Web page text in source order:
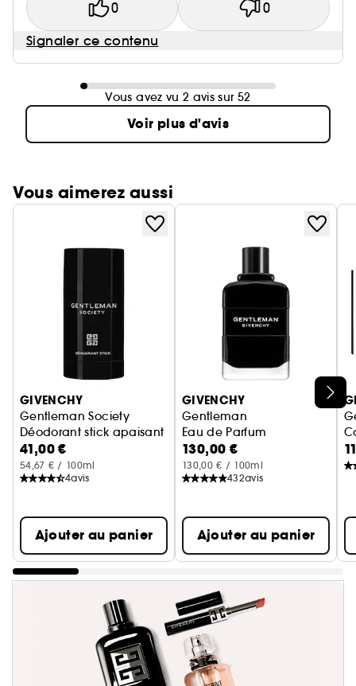
0 0
Signaler ce contenu
Vous avez vu 2 avis sur 52
Voir plus d'avis
Vous aimerez aussi
Ignorer le carrousel produits
GIVENCHY
Gentleman Society
Déodorant stick apaisant
41,00 €
54,67 € / 100ml
4avis
Ajouter au panier
GIVENCHY
Gentleman
Eau de Parfum
130,00 €
130,00 € / 100ml
432avis
Ajouter au panier